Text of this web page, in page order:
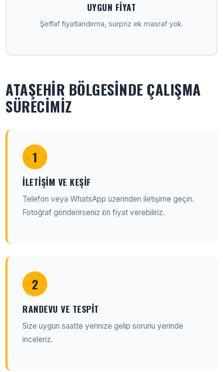
UYGUN FIYAT
Şeffaf fiyatlandırma, sürpriz ek masraf yok.
ATAŞEHIR BÖLGESINDE ÇALIŞMA
SÜRECIMIZ
1
İLETIŞIM VE KEŞIF
Telefon veya WhatsApp üzerinden iletişime geçin.
Fotoğraf gönderirseniz ön fiyat verebiliriz.
2
RANDEVU VE TESPIT
Size uygun saatte yerinize gelip sorunu yerinde
inceleriz.